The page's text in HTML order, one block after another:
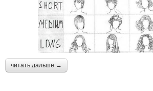
читать дальше →